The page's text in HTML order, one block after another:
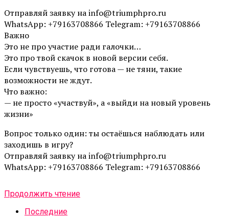
Отправляй заявку на info@triumphpro.ru
WhatsApp: +79163708866 Telegram: +79163708866
Важно
Это не про участие ради галочки…
Это про твой скачок в новой версии себя.
Если чувствуешь, что готова — не тяни, такие
возможности не ждут.
Что важно:
— не просто «участвуй», а «выйди на новый уровень
жизни»
Вопрос только один: ты остаёшься наблюдать или
заходишь в игру?
Отправляй заявку на info@triumphpro.ru
WhatsApp: +79163708866 Telegram: +79163708866
Продолжить чтение
Последние